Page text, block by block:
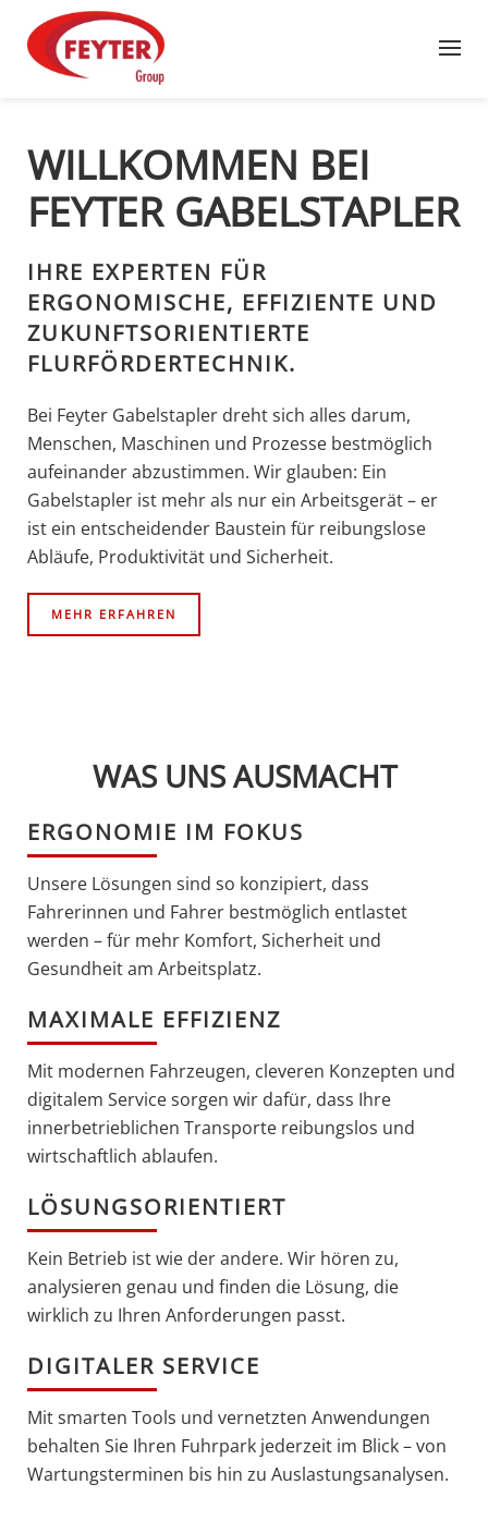
Zum Hauptinhalt springen
WILLKOMMEN BEI
FEYTER GABELSTAPLER
IHRE EXPERTEN FÜR
ERGONOMISCHE, EFFIZIENTE UND
ZUKUNFTSORIENTIERTE
FLURFÖRDERTECHNIK.
Bei Feyter Gabelstapler dreht sich alles darum,
Menschen, Maschinen und Prozesse bestmöglich
aufeinander abzustimmen. Wir glauben: Ein
Gabelstapler ist mehr als nur ein Arbeitsgerät – er
ist ein entscheidender Baustein für reibungslose
Abläufe, Produktivität und Sicherheit.
MEHR ERFAHREN
WAS UNS AUSMACHT
ERGONOMIE IM FOKUS
Unsere Lösungen sind so konzipiert, dass
Fahrerinnen und Fahrer bestmöglich entlastet
werden – für mehr Komfort, Sicherheit und
Gesundheit am Arbeitsplatz.
MAXIMALE EFFIZIENZ
Mit modernen Fahrzeugen, cleveren Konzepten und
digitalem Service sorgen wir dafür, dass Ihre
innerbetrieblichen Transporte reibungslos und
wirtschaftlich ablaufen.
LÖSUNGSORIENTIERT
Kein Betrieb ist wie der andere. Wir hören zu,
analysieren genau und finden die Lösung, die
wirklich zu Ihren Anforderungen passt.
DIGITALER SERVICE
Mit smarten Tools und vernetzten Anwendungen
behalten Sie Ihren Fuhrpark jederzeit im Blick – von
Wartungsterminen bis hin zu Auslastungsanalysen.